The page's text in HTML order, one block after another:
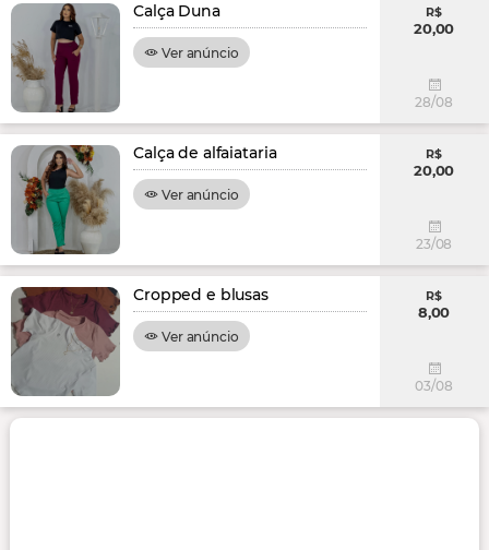
Calça Duna
Ver anúncio
R$
20,00
28/08
Calça de alfaiataria
Ver anúncio
R$
20,00
23/08
Cropped e blusas
Ver anúncio
R$
8,00
03/08